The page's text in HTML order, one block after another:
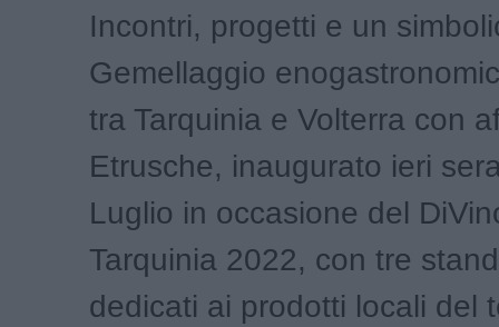
Incontri, progetti e un
Gemellaggio
tra Tarquinia e Volterra con
Etrusche, inaugurato ieri
Luglio in occasione del
Tarquinia 2022, con tre
dedicati ai prodotti locali del